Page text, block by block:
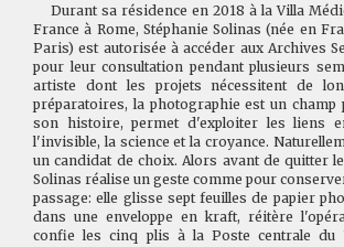
Durant sa résidence en 2018 à la Villa
France à Rome, Stéphanie Solinas (née en
Paris) est autorisée à accéder aux Archives
pour leur consultation pendant plusieurs
artiste dont les projets nécessitent de
préparatoires, la photographie est un
son histoire, permet d'exploiter les liens
l'invisible, la science et la croyance.
un candidat de choix. Alors avant de quitter
Solinas réalise un geste comme pour
passage: elle glisse sept feuilles de papier
dans une enveloppe en kraft, réitère
confie les cinq plis à la Poste centrale du